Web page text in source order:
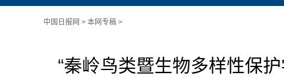
中国日报网 > 本网专稿 >
“秦岭鸟类暨生物多样性保